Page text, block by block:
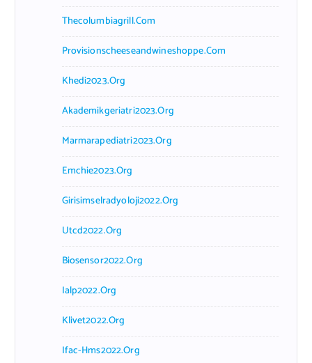
Thecolumbiagrill.com
Provisionscheeseandwineshoppe.com
Khedi2023.org
Akademikgeriatri2023.org
Marmarapediatri2023.org
Emchie2023.org
Girisimselradyoloji2022.org
Utcd2022.org
Biosensor2022.org
Ialp2022.org
Klivet2022.org
Ifac-Hms2022.org